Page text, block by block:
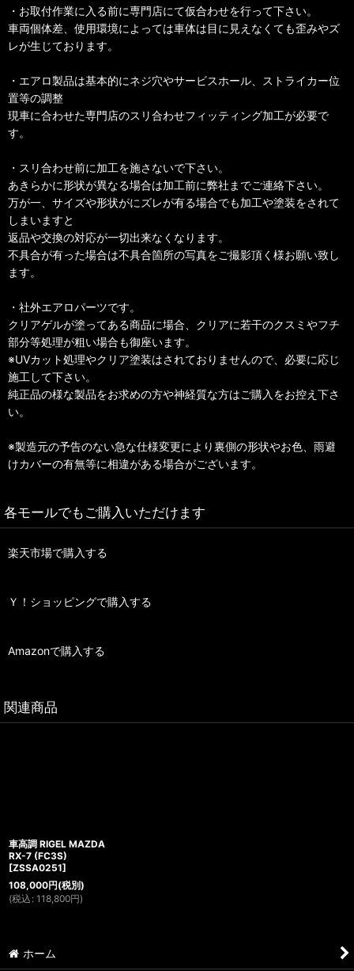
・お取付作業に入る前に専門店にて仮合わせを行って下さい。
車両個体差、使用環境によっては車体は目に見えなくても歪みやズ
レが生じております。
・エアロ製品は基本的にネジ穴やサービスホール、ストライカー位
置等の調整
現車に合わせた専門店のスリ合わせフィッティング加工が必要で
す。
・スリ合わせ前に加工を施さないで下さい。
あきらかに形状が異なる場合は加工前に弊社までご連絡下さい。
万が一、サイズや形状がにズレが有る場合でも加工や塗装をされて
しまいますと
返品や交換の対応が一切出来なくなります。
不具合が有った場合は不具合箇所の写真をご撮影頂く様お願い致し
ます。
・社外エアロパーツです。
クリアゲルが塗ってある商品に場合、クリアに若干のクスミやフチ
部分等処理が粗い場合も御座います。
※UVカット処理やクリア塗装はされておりませんので、必要に応じ
施工して下さい。
純正品の様な製品をお求めの方や神経質な方はご購入をお控え下さ
い。
※製造元の予告のない急な仕様変更により裏側の形状やお色、雨避
けカバーの有無等に相違がある場合がございます。
各モールでもご購入いただけます
楽天市場で購入する
Ｙ！ショッピングで購入する
Amazonで購入する
関連商品
車高調 RIGEL MAZDA
RX-7 (FC3S)
[ZSSA0251]
108,000円(税別)
(税込 : 118,800円)
ホーム